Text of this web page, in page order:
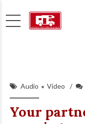
Audio Video
Your